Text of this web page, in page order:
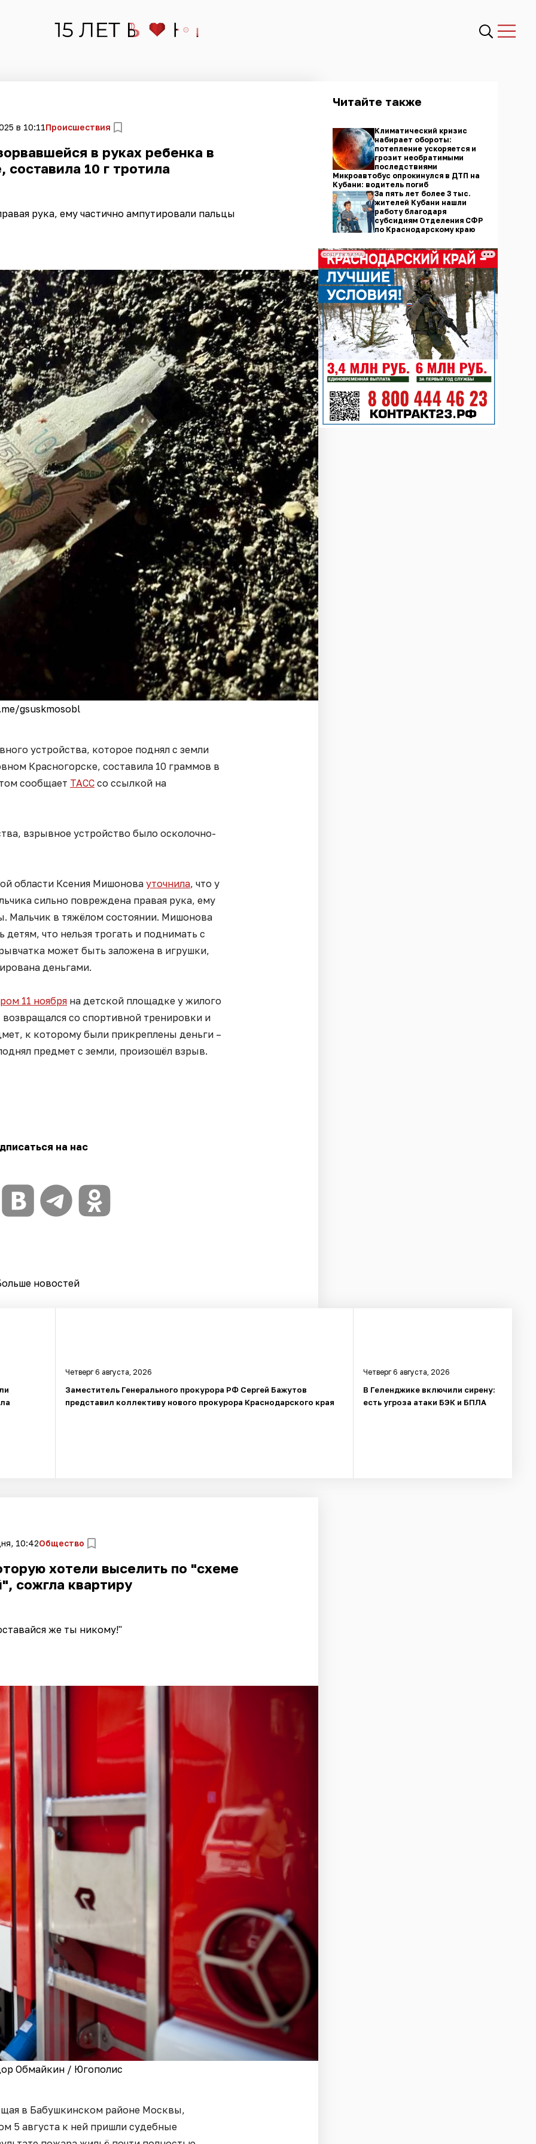
в 10:11Происшествия
в руках ребенка в
составила 10 г тротила
рука, ему частично ампутировали пальцы
gsuskmosobl
устройства, которое поднял с земли
Красногорске, составила 10 граммов в
сообщает ТАСС со ссылкой на
взрывное устройство было осколочно-
области Ксения Мишонова уточнила, что у
сильно повреждена правая рука, ему
Мальчик в тяжёлом состоянии. Мишонова
что нельзя трогать и поднимать с
может быть заложена в игрушки,
деньгами.
11 ноября на детской площадке у жилого
со спортивной тренировки и
к которому были прикреплены деньги –
предмет с земли, произошёл взрыв.
на нас
новостей
Читайте также
Климатический кризис
набирает обороты:
потепление ускоряется и
грозит необратимыми
последствиями
Микроавтобус опрокинулся в ДТП на
Кубани: водитель погиб
За пять лет более 3 тыс.
жителей Кубани нашли
работу благодаря
субсидиям Отделения СФР
по Краснодарскому краю
СОЦРЕКЛАМА
Четверг 6 августа, 2026
Заместитель Генерального прокурора РФ Сергей Бажутов
представил коллективу нового прокурора Краснодарского края
Четверг 6 августа, 2026
В Геленджике включили сирену:
есть угроза атаки БЭК и БПЛА
10:42Общество
хотели выселить по "схеме
сожгла квартиру
же ты никому!"
Обмайкин / Югополис
в Бабушкинском районе Москвы,
5 августа к ней пришли судебные